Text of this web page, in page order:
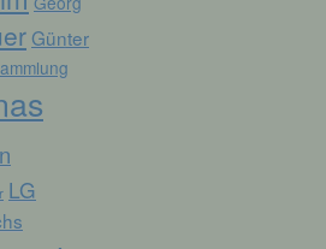
Günter
LG